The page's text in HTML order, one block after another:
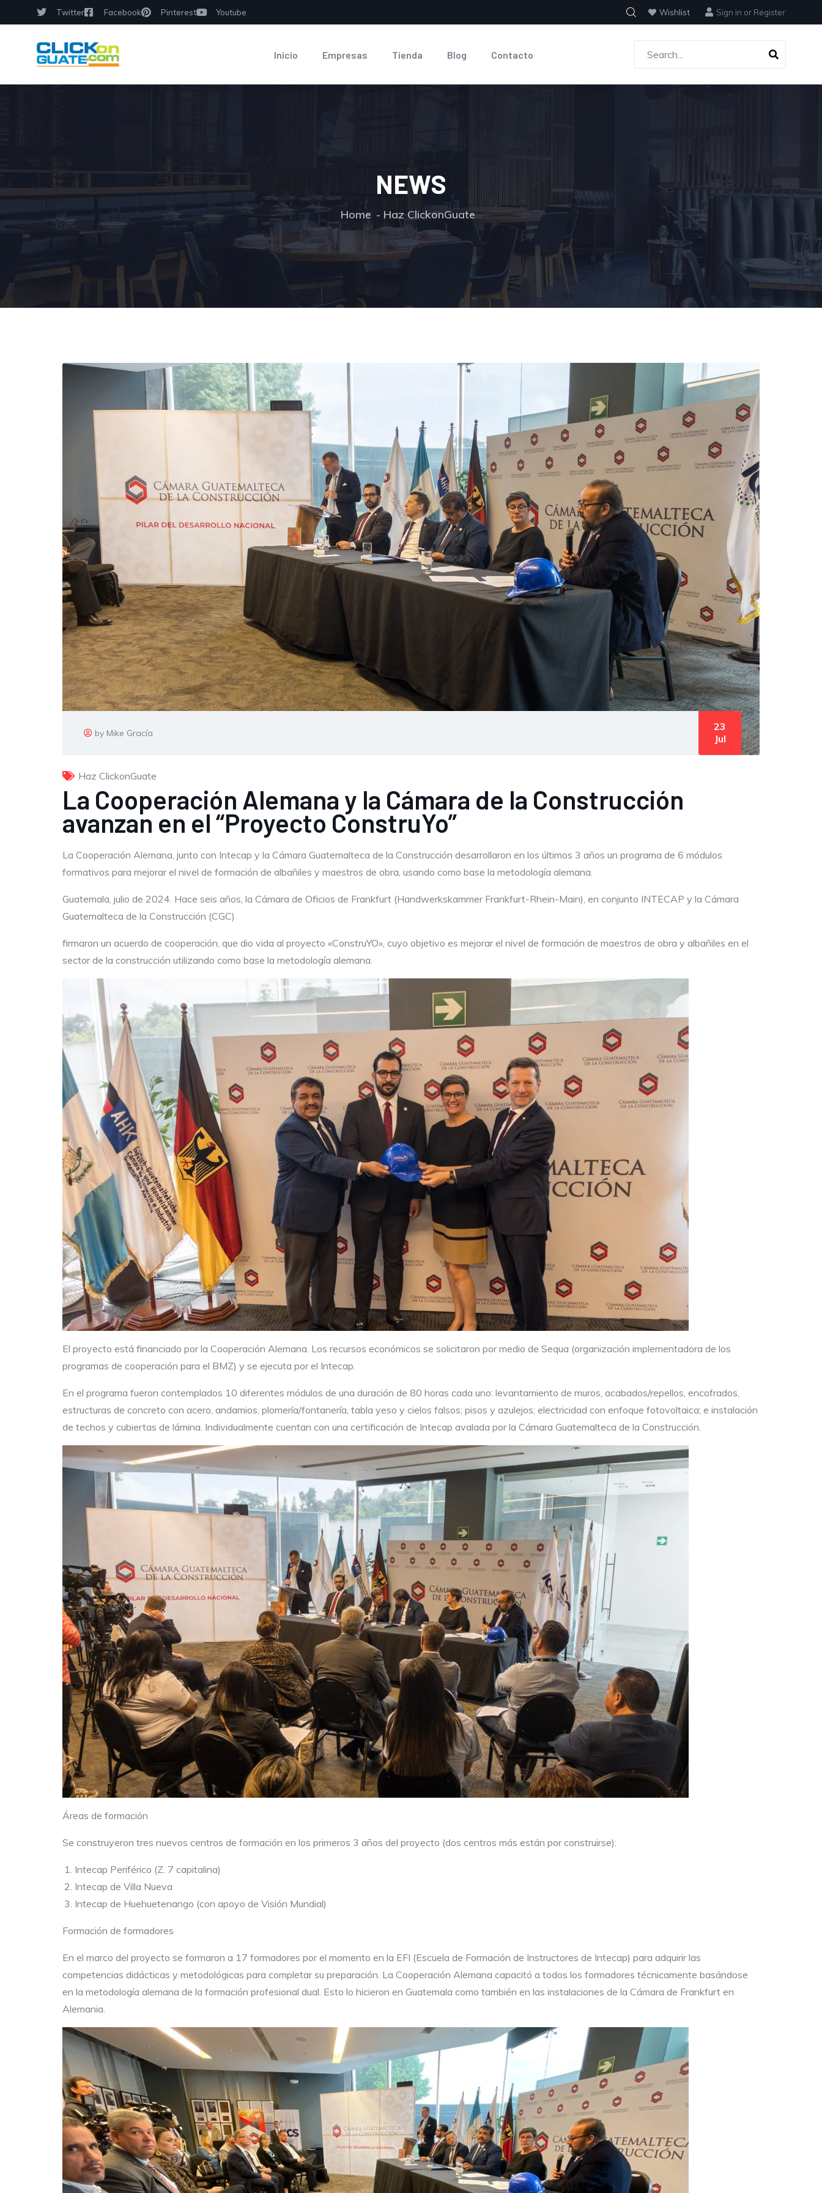
Twitter Facebook Pinterest Youtube Wishlist Sign in or Register
Inicio Empresas Tienda Blog Contacto
NEWS
Home Haz ClickonGuate
by Mike Gracía
23
Jul
Haz ClickonGuate
La Cooperación Alemana y la Cámara de la Construcción
avanzan en el “Proyecto ConstruYo”
La Cooperación Alemana, junto con Intecap y la Cámara Guatemalteca de la Construcción desarrollaron en los últimos 3 años un programa de 6 módulos
formativos para mejorar el nivel de formación de albañiles y maestros de obra, usando como base la metodología alemana.
Guatemala, julio de 2024. Hace seis años, la Cámara de Oficios de Frankfurt (Handwerkskammer Frankfurt-Rhein-Main), en conjunto INTECAP y la Cámara
Guatemalteca de la Construcción (CGC)
firmaron un acuerdo de cooperación, que dio vida al proyecto «ConstruYO», cuyo objetivo es mejorar el nivel de formación de maestros de obra y albañiles en el
sector de la construcción utilizando como base la metodología alemana.
El proyecto está financiado por la Cooperación Alemana. Los recursos económicos se solicitaron por medio de Sequa (organización implementadora de los
programas de cooperación para el BMZ) y se ejecuta por el Intecap.
En el programa fueron contemplados 10 diferentes módulos de una duración de 80 horas cada uno: levantamiento de muros, acabados/repellos, encofrados,
estructuras de concreto con acero, andamios, plomería/fontanería, tabla yeso y cielos falsos; pisos y azulejos; electricidad con enfoque fotovoltaica; e instalación
de techos y cubiertas de lámina. Individualmente cuentan con una certificación de Intecap avalada por la Cámara Guatemalteca de la Construcción.
Áreas de formación
Se construyeron tres nuevos centros de formación en los primeros 3 años del proyecto (dos centros más están por construirse):
Intecap Periférico (Z. 7 capitalina)
Intecap de Villa Nueva
Intecap de Huehuetenango (con apoyo de Visión Mundial)
Formación de formadores
En el marco del proyecto se formaron a 17 formadores por el momento en la EFI (Escuela de Formación de Instructores de Intecap) para adquirir las
competencias didácticas y metodológicas para completar su preparación. La Cooperación Alemana capacitó a todos los formadores técnicamente basándose
en la metodología alemana de la formación profesional dual. Esto lo hicieron en Guatemala como también en las instalaciones de la Cámara de Frankfurt en
Alemania.